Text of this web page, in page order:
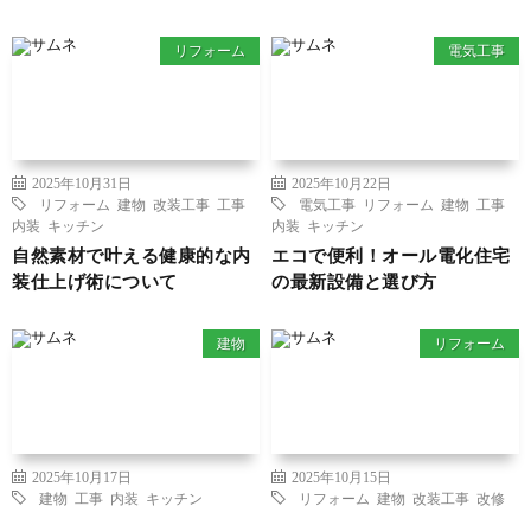
リフォーム
2025年10月31日
リフォーム
建物 改装工事 工事
内装
キッチン
自然素材で叶える健康的な内
装仕上げ術について
電気工事
2025年10月22日
電気工事
リフォーム 建物
工事
内装
キッチン
エコで便利！オール電化住宅
の最新設備と選び方
建物
2025年10月17日
建物
工事 内装 キッチン
リフォーム
2025年10月15日
リフォーム
建物 改装工事 改修